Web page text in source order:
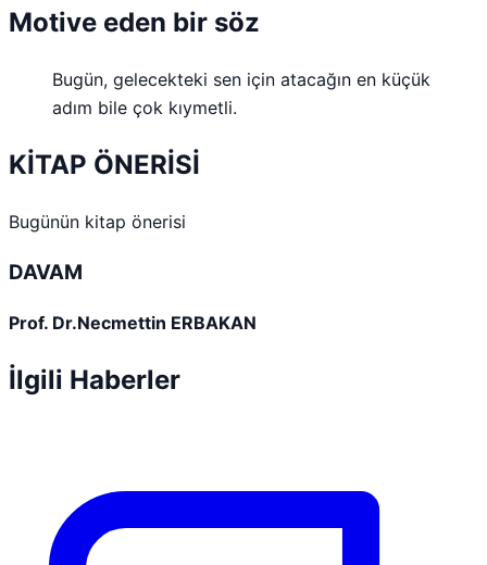
Motive eden bir söz
Bugün, gelecekteki sen için atacağın en küçük
adım bile çok kıymetli.
KİTAP ÖNERİSİ
Bugünün kitap önerisi
DAVAM
Prof. Dr.Necmettin ERBAKAN
İlgili Haberler